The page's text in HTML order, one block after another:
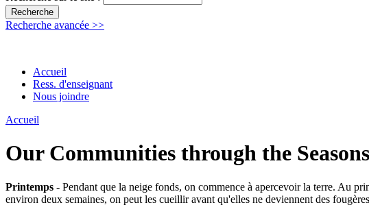
Recherche avancée >>
Accueil
Ress. d'enseignant
Nous joindre
Accueil
Our Communities through the
Printemps - Pendant que la neige fonds, on commence à apercevoir la terre. Au
environ deux semaines, on peut les cueillir avant qu'elles ne deviennent des